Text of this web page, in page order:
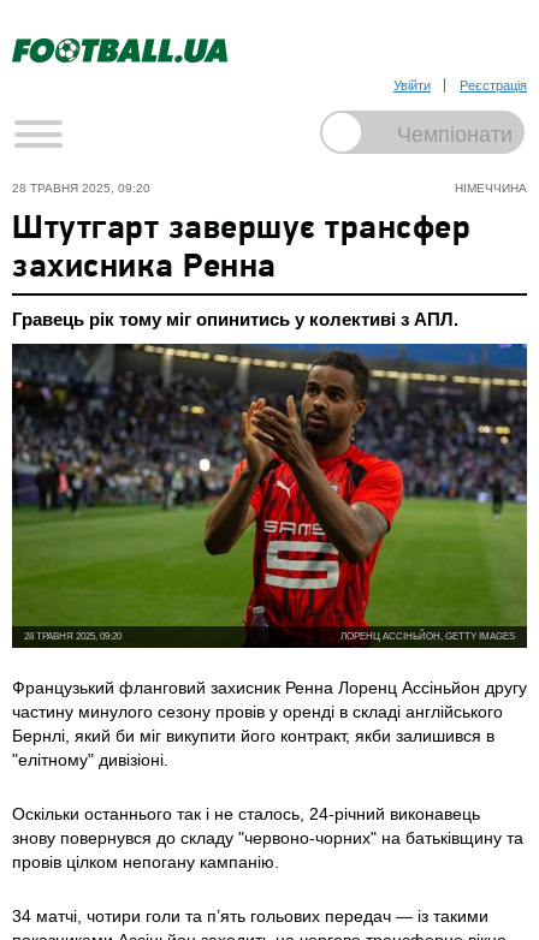
Увійти Реєстрація
НІМЕЧЧИНА
28 ТРАВНЯ 2025, 09:20
Штутгарт завершує трансфер
захисника Ренна
Гравець рік тому міг опинитись у колективі з АПЛ.
ЛОРЕНЦ АССІНЬЙОН, GETTY IMAGES
28 ТРАВНЯ 2025, 09:20
Французький фланговий захисник Ренна Лоренц Ассіньйон другу
частину минулого сезону провів у оренді в складі англійського
Бернлі, який би міг викупити його контракт, якби залишився в
"елітному" дивізіоні.
Оскільки останнього так і не сталось, 24-річний виконавець
знову повернувся до складу "червоно-чорних" на батьківщину та
провів цілком непогану кампанію.
34 матчі, чотири голи та п’ять гольових передач — із такими